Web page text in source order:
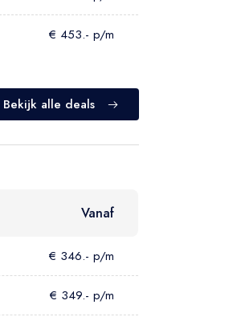
€ 453.- p/m
Bekijk alle deals
Vanaf
€ 346.- p/m
€ 349.- p/m